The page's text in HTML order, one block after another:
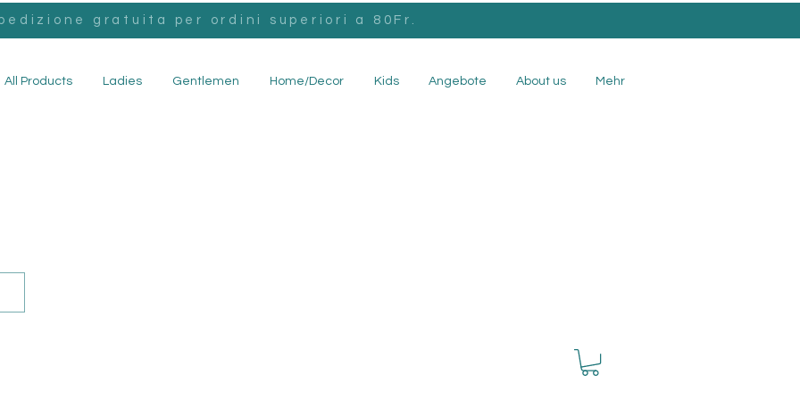
gratuita per ordini superiori a 80Fr.
All Products Ladies Gentlemen Home/Decor Kids Angebote About us Mehr